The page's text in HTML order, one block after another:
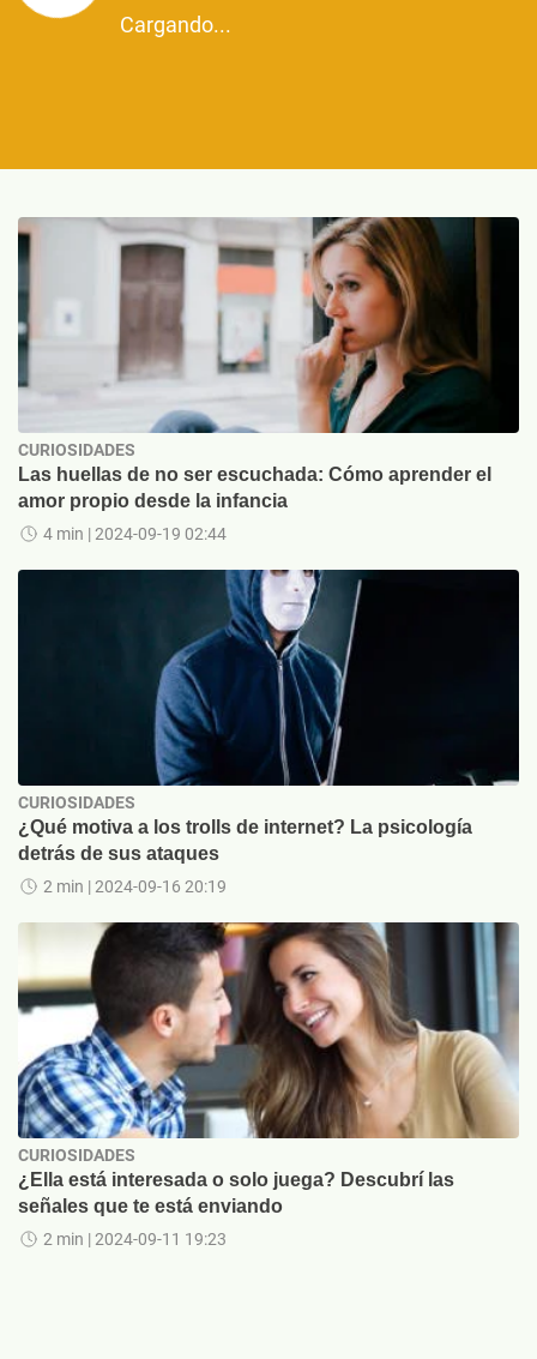
Cargando...
CURIOSIDADES
Las huellas de no ser escuchada: Cómo aprender el
amor propio desde la infancia
4 min | 2024-09-19 02:44
CURIOSIDADES
¿Qué motiva a los trolls de internet? La psicología
detrás de sus ataques
2 min | 2024-09-16 20:19
CURIOSIDADES
¿Ella está interesada o solo juega? Descubrí las
señales que te está enviando
2 min | 2024-09-11 19:23